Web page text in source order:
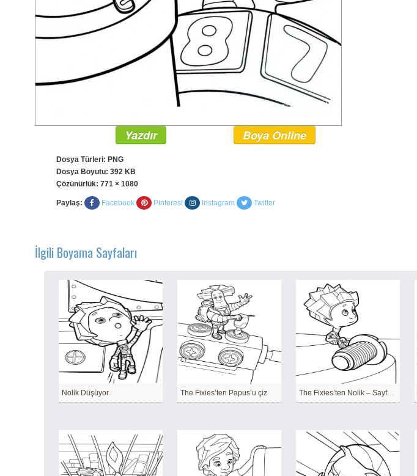
Yazdır Boya Online
Dosya Türleri: PNG
Dosya Boyutu: 392 KB
Çözünürlük: 771 × 1080
Paylaş: Facebook Pinterest Instagram Twitter
İlgili Boyama Sayfaları
Nolik Düşüyor The Fixies’ten Papus’u çiz The Fixies’ten Nolik – Sayfa 1